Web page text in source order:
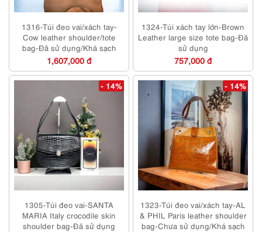
1316-Túi đeo vai/xách tay-
Cow leather shoulder/tote
bag-Đã sử dụng/Khá sạch
1,607,000 đ
1324-Túi xách tay lớn-Brown
Leather large size tote bag-Đã
sử dụng
757,000 đ
- 14%
1305-Túi đeo vai-SANTA
MARIA Italy crocodile skin
shoulder bag-Đã sử dụng
- 14%
1323-Túi đeo vai/xách tay-AL
& PHIL Paris leather shoulder
bag-Chưa sử dụng/Khá sạch